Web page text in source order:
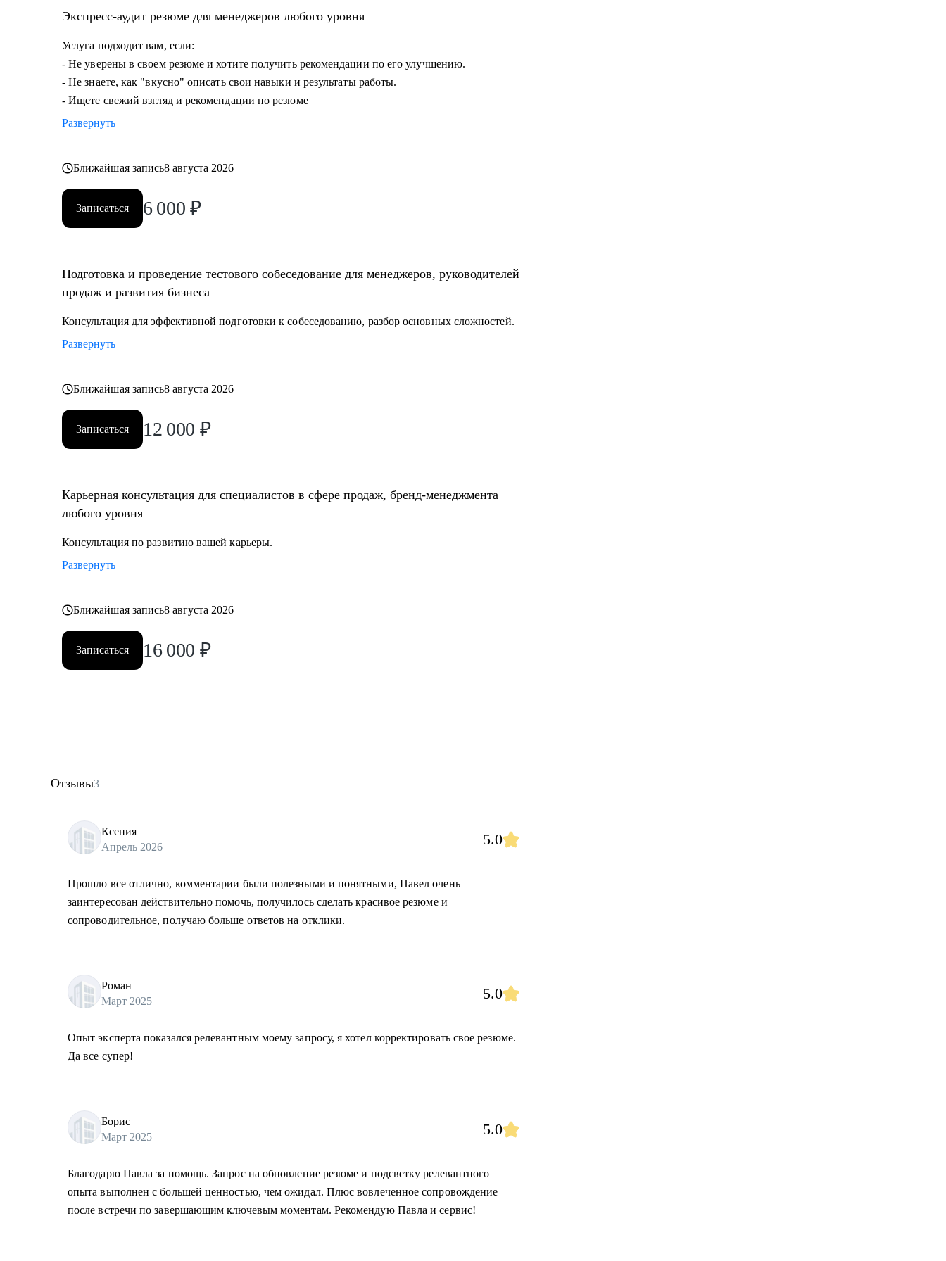
дальше расти.
Экспресс-аудит резюме для менеджеров любого уровня
Услуга подходит вам, если:
- Не уверены в своем резюме и хотите получить рекомендации по его улучшению.
- Не знаете, как "вкусно" описать свои навыки и результаты работы.
- Ищете свежий взгляд и рекомендации по резюме
Развернуть
Ближайшая запись8 августа 2026
Записаться 6 000 ₽
Подготовка и проведение тестового собеседование для менеджеров, руководителей
продаж и развития бизнеса
Консультация для эффективной подготовки к собеседованию, разбор основных сложностей.
Развернуть
Ближайшая запись8 августа 2026
Записаться 12 000 ₽
Карьерная консультация для специалистов в сфере продаж, бренд-менеджмента
любого уровня
Консультация по развитию вашей карьеры.
Развернуть
Ближайшая запись8 августа 2026
Записаться 16 000 ₽
Отзывы3
Ксения
Апрель 2026
5.0
Прошло все отлично, комментарии были полезными и понятными, Павел очень
заинтересован действительно помочь, получилось сделать красивое резюме и
сопроводительное, получаю больше ответов на отклики.
Роман
Март 2025
5.0
Опыт эксперта показался релевантным моему запросу, я хотел корректировать свое резюме.
Да все супер!
Борис
Март 2025
5.0
Благодарю Павла за помощь. Запрос на обновление резюме и подсветку релевантного
опыта выполнен с большей ценностью, чем ожидал. Плюс вовлеченное сопровождение
после встречи по завершающим ключевым моментам. Рекомендую Павла и сервис!